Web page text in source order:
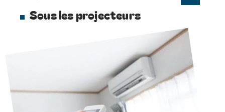
Sous les projecteurs